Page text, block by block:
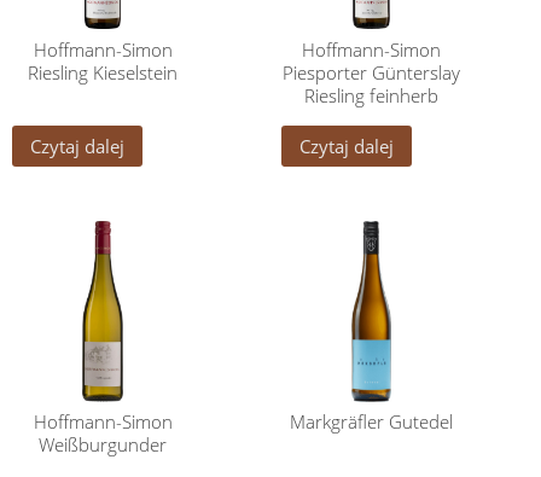
Hoffmann-Simon
Riesling Kieselstein
Czytaj dalej
Hoffmann-Simon
Piesporter Günterslay
Riesling feinherb
Czytaj dalej
Hoffmann-Simon
Weißburgunder
Markgräfler Gutedel